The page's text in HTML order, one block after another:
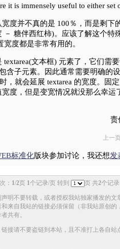
it is immensely useful to either set
度并不真的是 100％，而是剩下
－ 糖伴西红柿)。应该了解这个特
度都是非常有用的。
文本框) 元素了，它们需
含子元素。因此通常需要明确的
，就会延展 textarea 的宽度。固
度，但是变宽情况就没那么幸运
责
上一
标准化版块参加讨论，我还想发
： 1/2页 1个记录/页 转到 页 共2个记录
声明不要转载，或者授权我站独家播发的文
来自我站的链接必须保留（非我站原创的
共有。
链接请不要盗链到本站，且不准打上各自站